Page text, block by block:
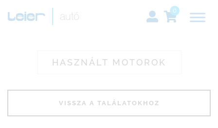
0
HASZNÁLT MOTOROK